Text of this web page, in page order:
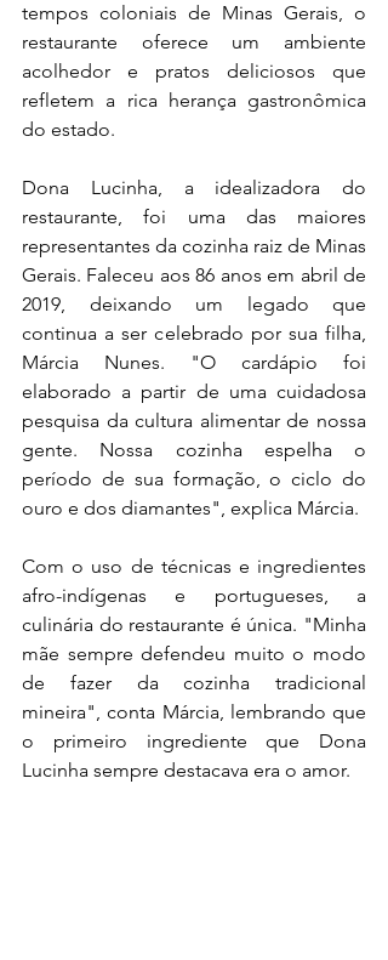
tempos coloniais de Minas Gerais, o
restaurante oferece um ambiente
acolhedor e pratos deliciosos que
refletem a rica herança gastronômica
do estado.
Dona Lucinha, a idealizadora do
restaurante, foi uma das maiores
representantes da cozinha raiz de Minas
Gerais. Faleceu aos 86 anos em abril de
2019, deixando um legado que
continua a ser celebrado por sua filha,
Márcia Nunes. "O cardápio foi
elaborado a partir de uma cuidadosa
pesquisa da cultura alimentar de nossa
gente. Nossa cozinha espelha o
período de sua formação, o ciclo do
ouro e dos diamantes", explica Márcia.
Com o uso de técnicas e ingredientes
afro-indígenas e portugueses, a
culinária do restaurante é única. "Minha
mãe sempre defendeu muito o modo
de fazer da cozinha tradicional
mineira", conta Márcia, lembrando que
o primeiro ingrediente que Dona
Lucinha sempre destacava era o amor.